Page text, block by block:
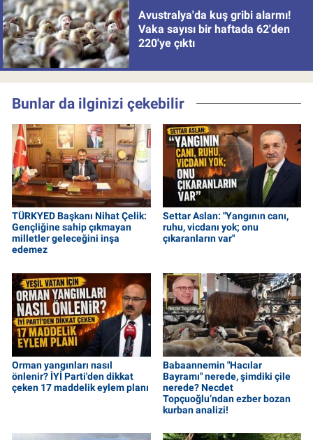
Avustralya'da kuş gribi alarmı!
Vaka sayısı bir haftada 62'den
220'ye çıktı
Bunlar da ilginizi çekebilir
TÜRKYED Başkanı Nihat Çelik:
Gençliğine sahip çıkmayan
milletler geleceğini inşa
edemez
Settar Aslan: "Yangının canı,
ruhu, vicdanı yok; onu
çıkaranların var"
Orman yangınları nasıl
önlenir? İYİ Parti'den dikkat
çeken 17 maddelik eylem planı
Babaannemin "Hacılar
Bayramı" nerede, şimdiki çile
nerede? Necdet
Topçuoğlu’ndan ezber bozan
kurban analizi!